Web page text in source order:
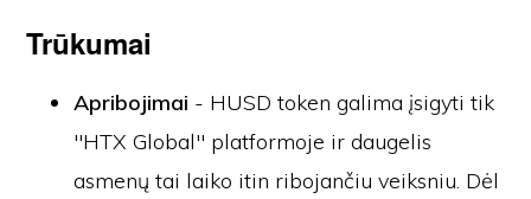
Trūkumai
Apribojimai - HUSD token galima įsigyti tik
"HTX Global" platformoje ir daugelis
asmenų tai laiko itin ribojančiu veiksniu. Dėl